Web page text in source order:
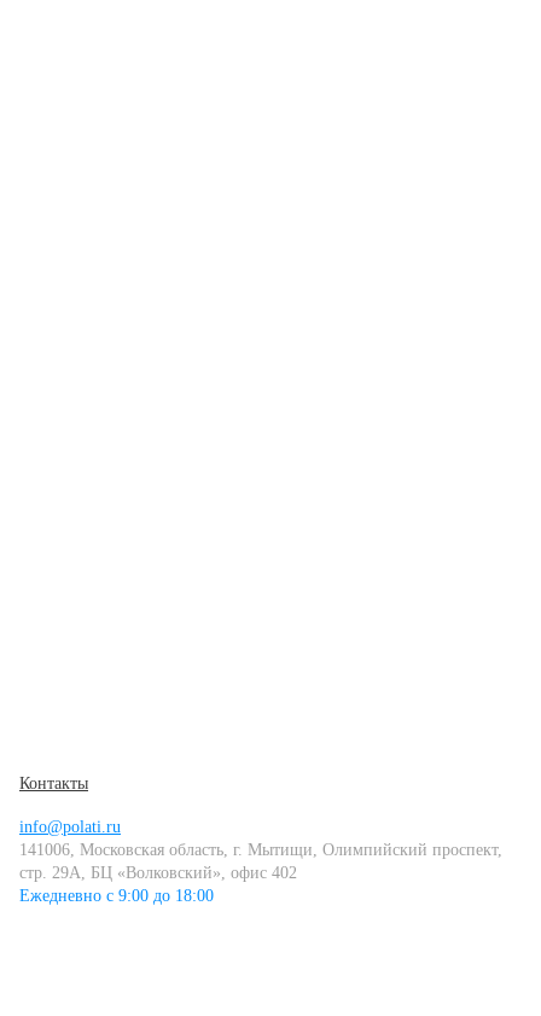
Контакты
info@polati.ru
141006, Московская область, г. Мытищи, Олимпийский проспект,
стр. 29А, БЦ «Волковский», офис 402
Ежедневно с 9:00 до 18:00